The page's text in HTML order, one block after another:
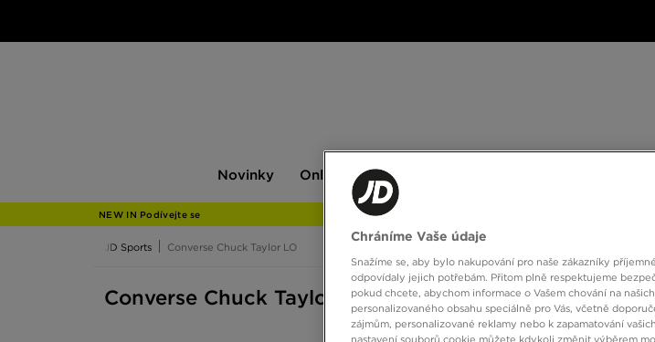
Novinky
JD
Only at JD
NEW IN Podívejte se
JD Sports Converse Chuck Taylor LO
Converse Chuck Taylor LO
Chráníme Vaše údaje
Snažíme se, aby bylo nakupování pro naše zákazníky
odpovídaly jejich potřebám. Přitom plně respektujeme
pokud chcete, abychom informace o Vašem chování na
personalizovaného obsahu speciálně pro Vás, včetně
zájmům, personalizované reklamy nebo k zapamatování
nastavení souborů cookie můžete kdykoli změnit výběrem